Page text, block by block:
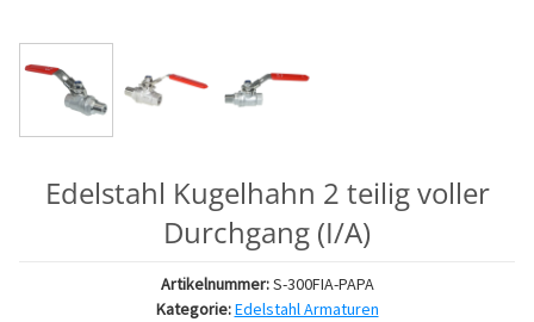
Edelstahl Kugelhahn 2 teilig voller
Durchgang (I/A)
Artikelnummer:S-300FIA-PAPA
Kategorie:Edelstahl Armaturen